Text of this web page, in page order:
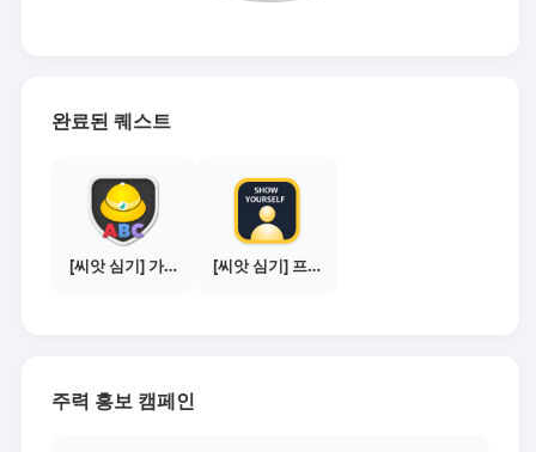
완료된 퀘스트
[씨앗 심기] 가이드보기 - 매체별 활동 가이드 [씨앗 심기] 프로필 사진 등록하기
주력 홍보 캠페인